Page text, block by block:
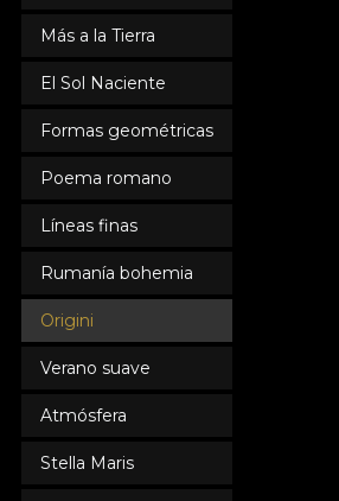
Más a la Tierra
El Sol Naciente
Formas geométricas
Poema romano
Líneas finas
Rumanía bohemia
Origini
Verano suave
Atmósfera
Stella Maris